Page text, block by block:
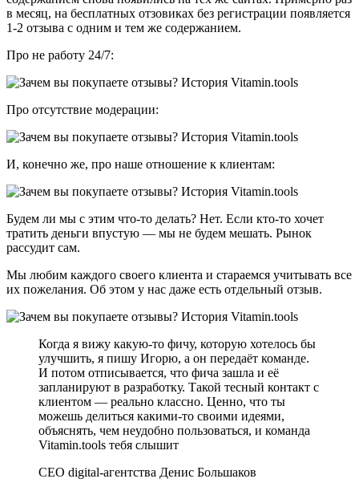
в месяц, на бесплатных отзовиках без регистрации появляется
1-2 отзыва с одним и тем же содержанием.
Про не работу 24/7:
Про отсутствие модерации:
И, конечно же, про наше отношение к клиентам:
Будем ли мы с этим что-то делать? Нет. Если кто-то хочет
тратить деньги впустую — мы не будем мешать. Рынок
рассудит сам.
Мы любим каждого своего клиента и стараемся учитывать все
их пожелания. Об этом у нас даже есть отдельный отзыв.
Когда я вижу какую-то фичу, которую хотелось бы
улучшить, я пишу Игорю, а он передаёт команде.
И потом отписывается, что фича зашла и её
запланируют в разработку. Такой тесный контакт с
клиентом — реально классно. Ценно, что ты
можешь делиться какими-то своими идеями,
объяснять, чем неудобно пользоваться, и команда
Vitamin.tools тебя слышит
СЕО digital-агентства Денис Большаков